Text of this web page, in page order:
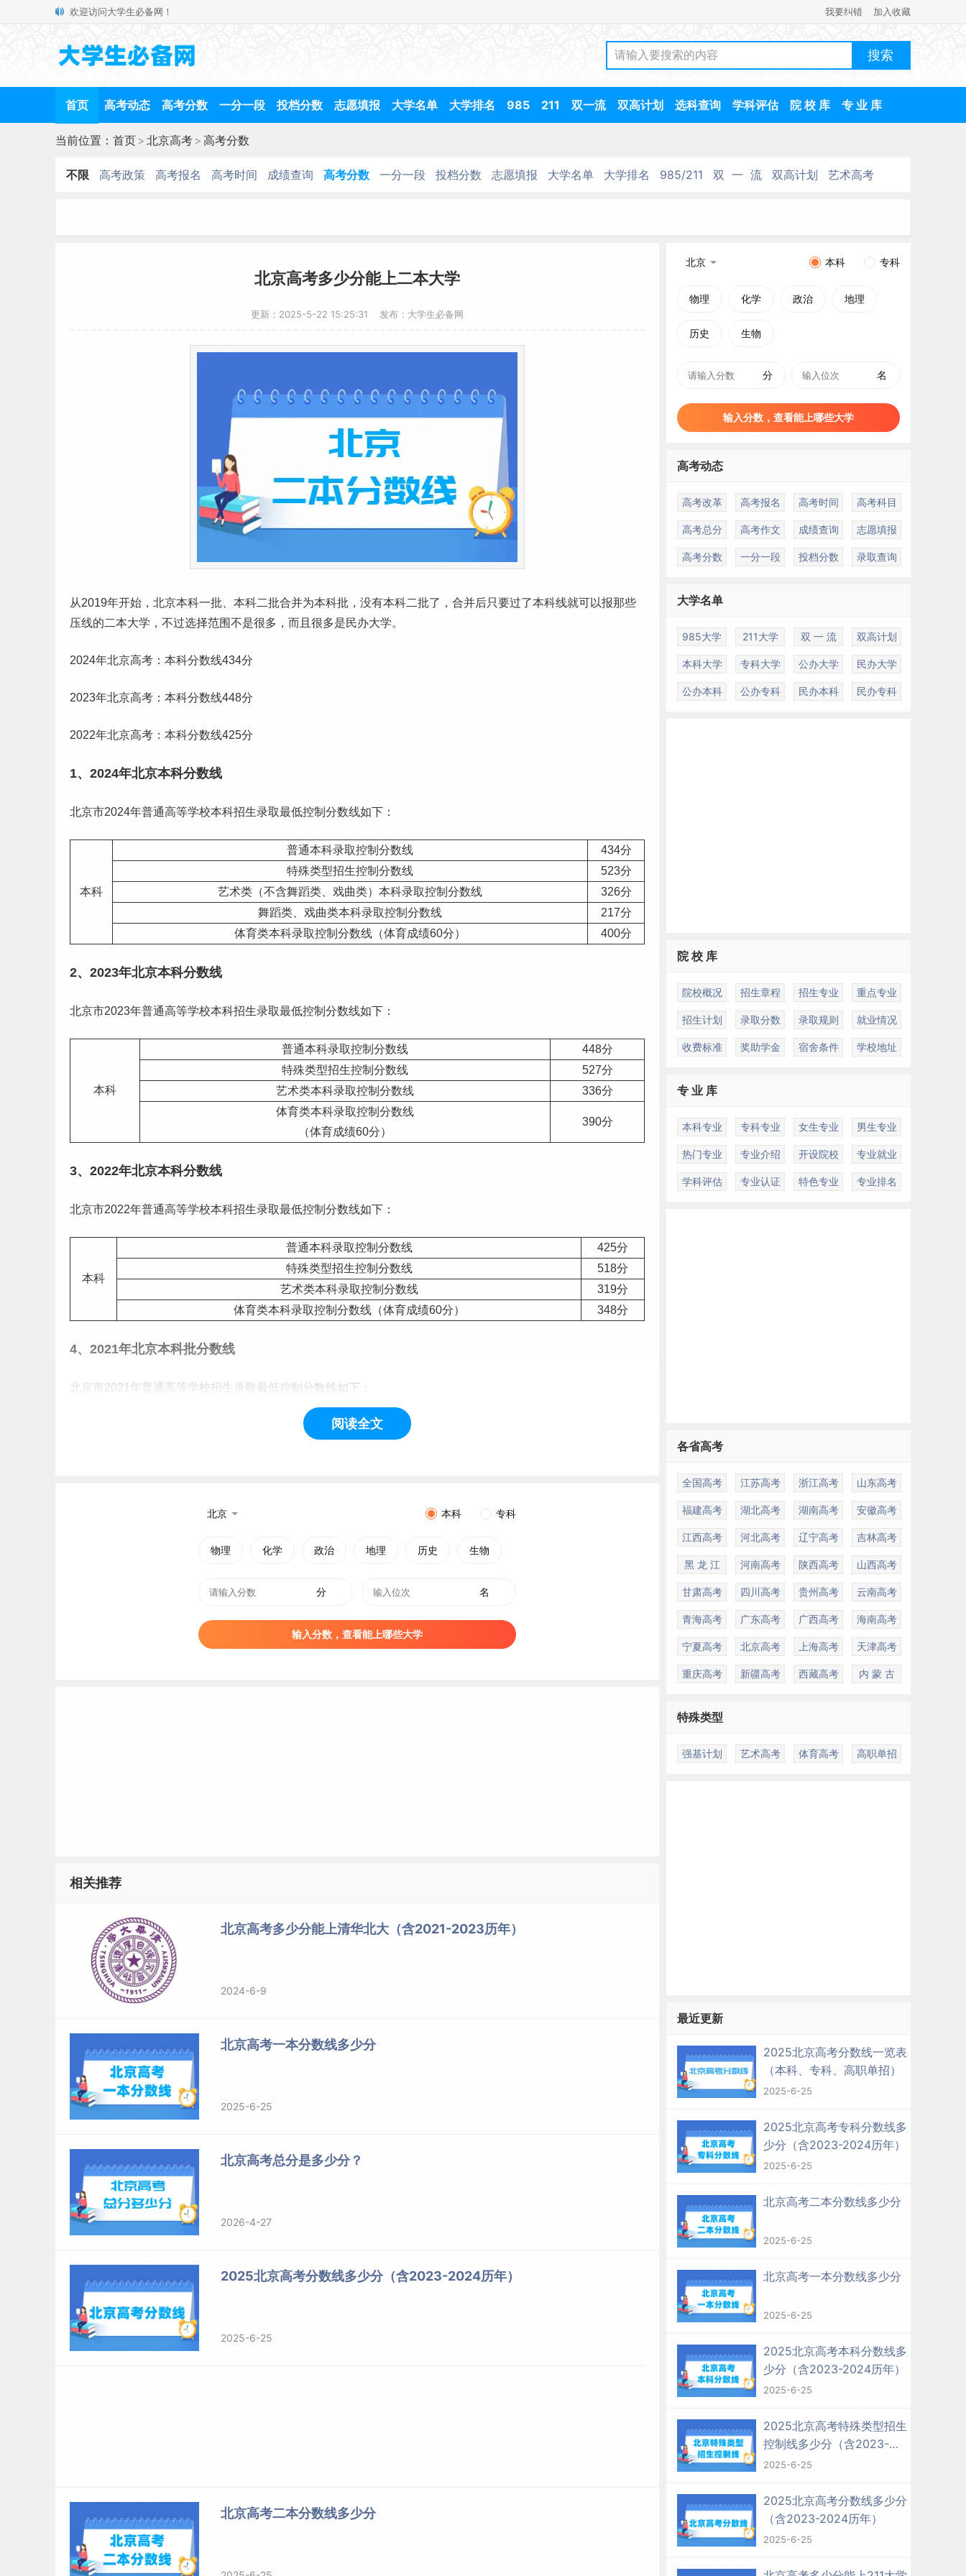
欢迎访问大学生必备网！ 我要纠错 加入收藏
首页 高考动态 高考分数 一分一段 投档分数 志愿填报 大学名单 大学排名 985 211 双一流 双高计划 选科查询 学科评估 院 校 库 专 业 库
当前位置： 首页> 北京高考> 高考分数
不限 高考政策 高考报名 高考时间 成绩查询 高考分数 一分一段 投档分数 志愿填报 大学名单 大学排名 985/211 双 一 流 双高计划 艺术高考
北京高考多少分能上二本大学
更新：2025-5-22 15:25:31 发布：大学生必备网
从2019年开始， 北京本科一批、本科二批合并为本科批，没有本科二批了，合并后只要过了本科线就可以报那些
压线的二本大学 ，不过选择范围不是很多，而且很多是民办大学。
2024年北京高考 ： 本科分数线434分
2023年北京高考：本科分数线448分
2022年北京高考：本科分数线425分
1、2024年北京本科分数线
北京市2024年普通高等学校本科招生录取最低控制分数线如下：
本科
普通本科录取控制分数线
434分
特殊类型招生控制分数线
523分
艺术类（不含舞蹈类、戏曲类）本科录取控制分数线
326分
舞蹈类、戏曲类本科录取控制分数线
217分
体育类本科录取控制分数线 （体育成绩60分） 400分
2、2023年北京本科分数线
北京市2023年普通高等学校本科招生录取最低控制分数线如下：
本科
普通本科录取控制分数线
448分
特殊类型招生控制分数线
527分
艺术类本科录取控制分数线
336分
体育类本科录取控制分数线
（体育成绩60分）
390分
3、2022年北京本科分数线
北京市2022年普通高等学校本科招生录取最低控制分数线如下：
本科
普通本科录取控制分数线
425分
特殊类型招生控制分数线
518分
艺术类本科录取控制分数线
319分
体育类本科录取控制分数线（体育成绩60分）
348分
4、2021年北京本科批分数线
北京市2021年普通高等学校招生录取最低控制分数线如下：
普通本科录取控制分数线
2016
2014
理科 本科二批
2013
2012
2011
7、2010-2018北京二批分数线+2019北京本科批分数线【历年文科】
2010-2016年为北京本科二批分数线文科，2017年为北京本科二批和本科三批合并为本科二批后的分数线文科，2
019年为北京一批与本科二批合并后的本科普通批分数线文科。
年份 考生地区
2019
文科 本科普通批（一批二批合并）
2018
2017
北京
文科 本科二批
2013
2012
2011
2010
北京
阅读全文
北京 本科 专科
物理 化学 政治 地理 历史 生物
分 名
输入分数，查看能上哪些大学
相关推荐
北京高考多少分能上清华北大（含2021-2023历年）
2024-6-9
北京高考一本分数线多少分
2025-6-25
北京高考总分是多少分？
2026-4-27
2025北京高考分数线多少分（含2023-2024历年）
2025-6-25
北京高考二本分数线多少分
北京 本科 专科
物理 化学 政治 地理
历史 生物
分 名
输入分数，查看能上哪些大学
高考动态
高考改革 高考报名 高考时间 高考科目
高考总分 高考作文 成绩查询 志愿填报
高考分数 一分一段 投档分数 录取查询
大学名单
985大学 211大学 双 一 流 双高计划
本科大学 专科大学 公办大学 民办大学
公办本科 公办专科 民办本科 民办专科
院 校 库
院校概况 招生章程 招生专业 重点专业
招生计划 录取分数 录取规则 就业情况
收费标准 奖助学金 宿舍条件 学校地址
专 业 库
本科专业 专科专业 女生专业 男生专业
热门专业 专业介绍 开设院校 专业就业
学科评估 专业认证 特色专业 专业排名
各省高考
全国高考 江苏高考 浙江高考 山东高考
福建高考 湖北高考 湖南高考 安徽高考
江西高考 河北高考 辽宁高考 吉林高考
黑 龙 江 河南高考 陕西高考 山西高考
甘肃高考 四川高考 贵州高考 云南高考
青海高考 广东高考 广西高考 海南高考
宁夏高考 北京高考 上海高考 天津高考
重庆高考 新疆高考 西藏高考 内 蒙 古
特殊类型
强基计划 艺术高考 体育高考 高职单招
最近更新
2025北京高考分数线一览表
（本科、专科、高职单招）
2025-6-25
2025北京高考专科分数线多
少分（含2023-2024历年）
2025-6-25
北京高考二本分数线多少分
2025-6-25
北京高考一本分数线多少分
2025-6-25
2025北京高考本科分数线多
少分（含2023-2024历年）
2025-6-25
2025北京高考特殊类型招生
控制线多少分（含2023-
2024历年）
2025-6-25
2025北京高考分数线多少分
（含2023-2024历年）
2025-6-25